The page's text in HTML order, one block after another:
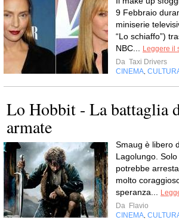
9 Febbraio
miniserie
“Lo schiaffo”)
NBC...
Leggere il
Da Taxi Drivers
CINEMA
Lo Hobbit - La battaglia
armate
Smaug è libero
Lagolungo.
potrebbe
molto
speranza...
Da Flavio
CINEMA